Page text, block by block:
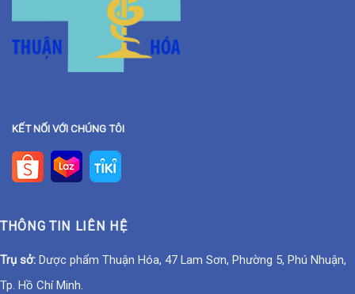
KẾT NỐI VỚI CHÚNG TÔI
THÔNG TIN LIÊN HỆ
Trụ sở: Dược phẩm Thuận Hóa, 47 Lam Sơn, Phường 5, Phú Nhuận,
Tp. Hồ Chí Minh.